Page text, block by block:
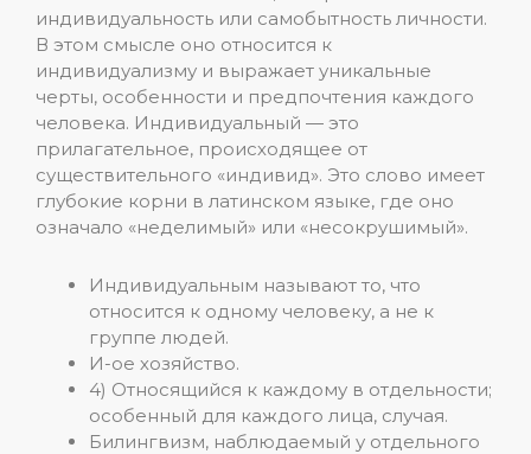
индивидуальность или самобытность личности.
В этом смысле оно относится к
индивидуализму и выражает уникальные
черты, особенности и предпочтения каждого
человека. Индивидуальный — это
прилагательное, происходящее от
существительного «индивид». Это слово имеет
глубокие корни в латинском языке, где оно
означало «неделимый» или «несокрушимый».
Индивидуальным называют то, что
относится к одному человеку, а не к
группе людей.
И-ое хозяйство.
4) Относящийся к каждому в отдельности;
особенный для каждого лица, случая.
Билингвизм, наблюдаемый у отдельного